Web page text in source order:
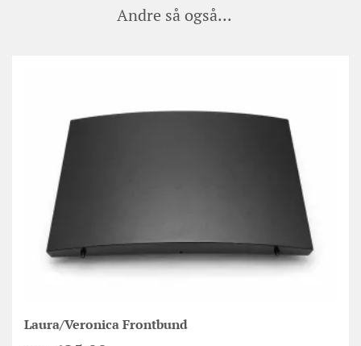
Andre så også...
Laura/Veronica Frontbund